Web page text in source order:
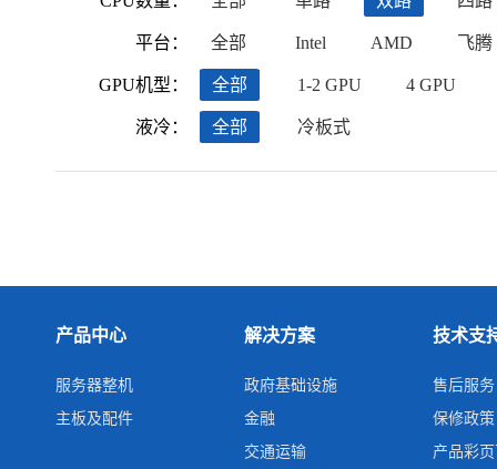
平台：
GPU机型：
液冷：
全部 Intel AMD 飞腾
全部 1-2 GPU 4 GPU
全部 冷板式
产品中心
服务器整机
主板及配件
解决方案
政府基础设施
金融
交通运输
技术支
售后服务
保修政策
产品彩